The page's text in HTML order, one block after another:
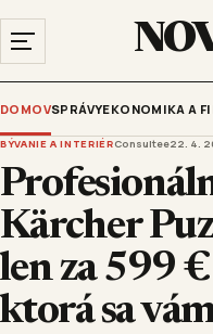
DOMOVSPRÁVYEKONOMIKA A
BÝVANIE A INTERIÉRConsultee22. 4.
Kärcher
len za 599
ktorá sa